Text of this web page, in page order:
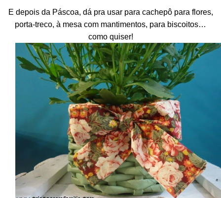
E depois da Páscoa, dá pra usar para cachepô para flores,
porta-treco, à mesa com mantimentos, para biscoitos…
como quiser!